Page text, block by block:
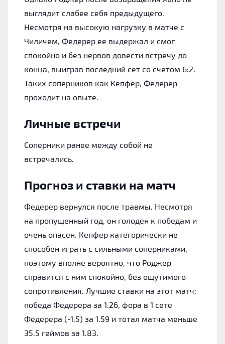
выглядит слабее себя предыдущего.
Несмотря на высокую нагрузку в матче с
Чиличем, Федерер ее выдержал и смог
спокойно и без нервов довести встречу до
конца, выиграв последний сет со счетом 6:2.
Таких соперников как Кепфер, Федерер
проходит на опыте.
Личные встречи
Соперники ранее между собой не
встречались.
Прогноз и ставки на матч
Федерер вернулся после травмы. Несмотря
на пропущенный год, он голоден к победам и
очень опасен. Кепфер категорически не
способен играть с сильными соперниками,
поэтому вполне вероятно, что Роджер
справится с ним спокойно, без ощутимого
сопротивления. Лучшие ставки на этот матч:
победа Федерера за 1.26, фора в 1 сете
Федерера (-1.5) за 1.59 и тотал матча меньше
35.5 геймов за 1.83.